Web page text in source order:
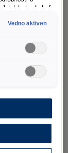
stekla.
je na
za
in usnje.
lahko kadarkoli
Vedno aktiven